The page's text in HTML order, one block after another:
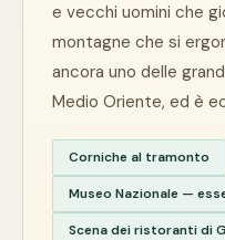
e vecchi uomini che
montagne che si
ancora uno delle
Medio Oriente, ed è
Corniche al tramonto
Museo Nazionale —
Scena dei ristoranti di